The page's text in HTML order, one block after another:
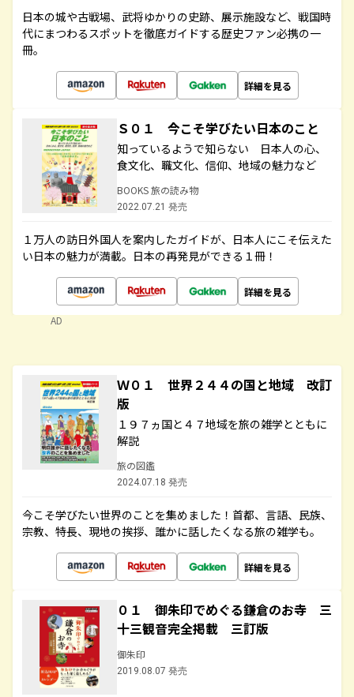
日本の城や古戦場、武将ゆかりの史跡、展示施設など、戦国時
代にまつわるスポットを徹底ガイドする歴史ファン必携の一
冊。
詳細を見る
Ｓ０１ 今こそ学びたい日本のこと
知っているようで知らない 日本人の心、
食文化、職文化、信仰、地域の魅力など
BOOKS 旅の読み物
2022.07.21 発売
１万人の訪日外国人を案内したガイドが、日本人にこそ伝えた
い日本の魅力が満載。日本の再発見ができる１冊！
詳細を見る
AD
Ｗ０１ 世界２４４の国と地域 改訂
版
１９７ヵ国と４７地域を旅の雑学とともに
解説
旅の図鑑
2024.07.18 発売
今こそ学びたい世界のことを集めました！首都、言語、民族、
宗教、特長、現地の挨拶、誰かに話したくなる旅の雑学も。
詳細を見る
０１ 御朱印でめぐる鎌倉のお寺 三
十三観音完全掲載 三訂版
御朱印
2019.08.07 発売